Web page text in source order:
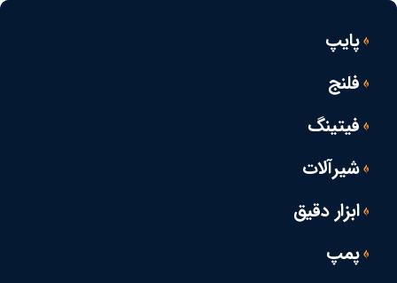
پایپ
فلنج
فیتینگ
شیرآلات
ابزار دقیق
پمپ